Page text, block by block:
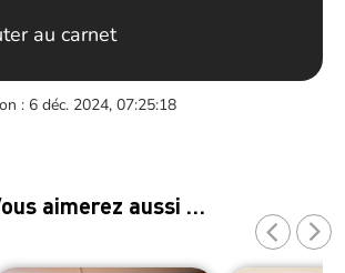
au carnet
: 6 déc. 2024, 07:25:18
aimerez aussi …